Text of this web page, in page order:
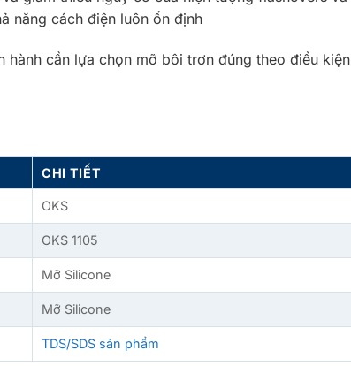
năng cách điện luôn ổn định
cần lựa chọn mỡ bôi trơn đúng theo điều
CHI TIẾT
OKS
OKS 1105
Mỡ Silicone
Mỡ Silicone
TDS/SDS sản phẩm